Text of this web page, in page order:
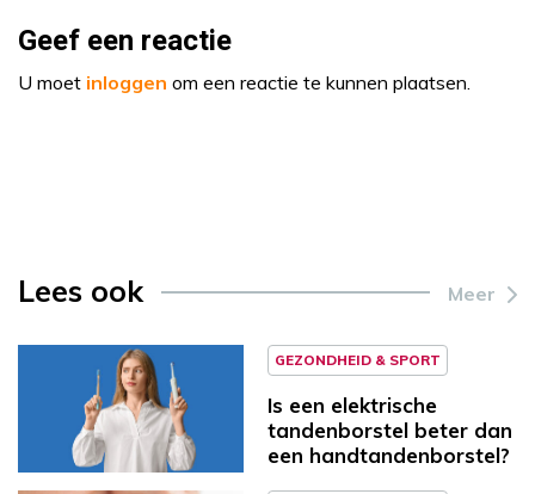
Geef een reactie
U moet inloggen om een reactie te kunnen plaatsen.
Lees ook Meer
GEZONDHEID & SPORT
Is een elektrische
tandenborstel beter dan
een handtandenborstel?